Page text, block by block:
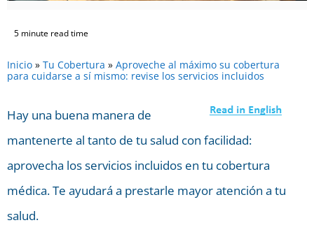
5 minute read time
Inicio » Tu Cobertura » Aproveche al máximo su cobertura
para cuidarse a sí mismo: revise los servicios incluidos
Hay una buena manera de
mantenerte al tanto de tu salud con facilidad:
aprovecha los servicios incluidos en tu cobertura
médica. Te ayudará a prestarle mayor atención a tu
salud.